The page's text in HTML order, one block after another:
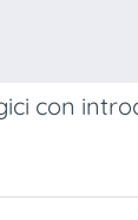
con